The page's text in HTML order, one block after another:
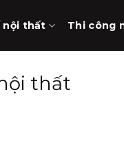
nội thất Thi công
thất